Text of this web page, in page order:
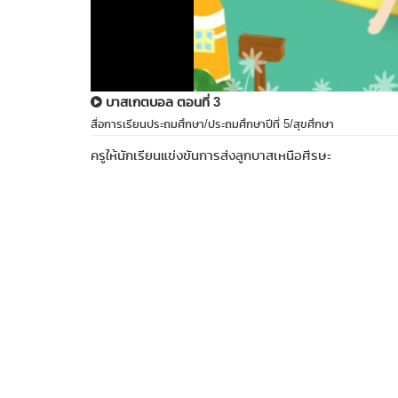
บาสเกตบอล ตอนที่ 3
สื่อการเรียนประถมศึกษา/ประถมศึกษาปีที่ 5/สุขศึกษา
ครูให้นักเรียนแข่งขันการส่งลูกบาสเหนือศีรษะ